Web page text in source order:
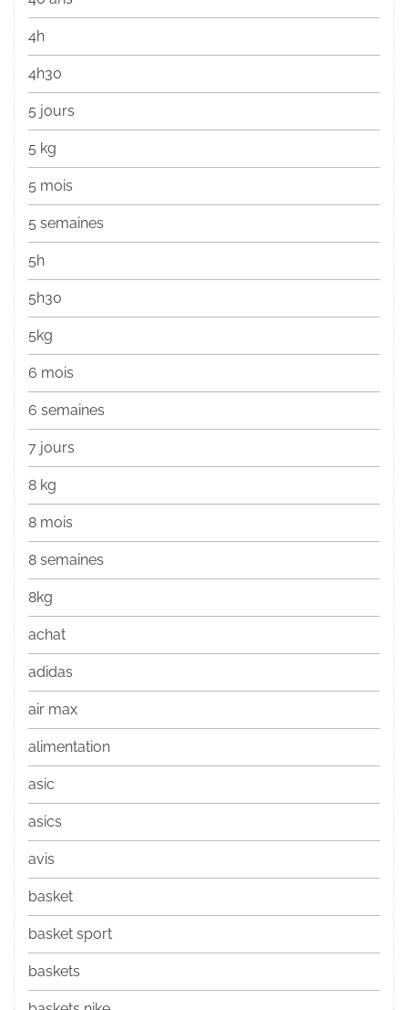
4h
4h30
5 jours
5 kg
5 mois
5 semaines
5h
5h30
5kg
6 mois
6 semaines
7 jours
8 kg
8 mois
8 semaines
8kg
achat
adidas
air max
alimentation
asic
asics
avis
basket
basket sport
baskets